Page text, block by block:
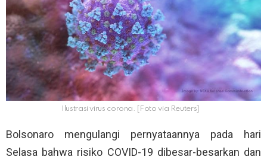
Ilustrasi virus corona. [Foto via Reuters]
Bolsonaro mengulangi pernyataannya pada hari
Selasa bahwa risiko COVID-19 dibesar-besarkan dan